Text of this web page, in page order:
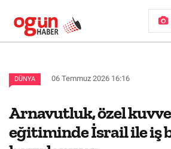
DÜNYA 06 Temmuz 2026 16:16
Arnavutluk, özel
eğitiminde İsrail ile iş